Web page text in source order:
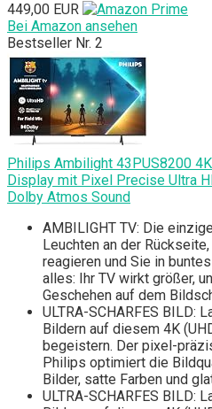
449,00 EUR
Bei Amazon ansehen
Bestseller Nr. 2
Philips Ambilight 43PUS8200
Display mit Pixel Precise Ultra
Dolby Atmos Sound
AMBILIGHT TV: Die
Leuchten an der
reagieren und Sie in
alles: Ihr TV wirkt größer,
Geschehen auf dem
ULTRA-SCHARFES BILD:
Bildern auf diesem 4K
begeistern. Der pixel-
Philips optimiert die
Bilder, satte Farben und
ULTRA-SCHARFES BILD: